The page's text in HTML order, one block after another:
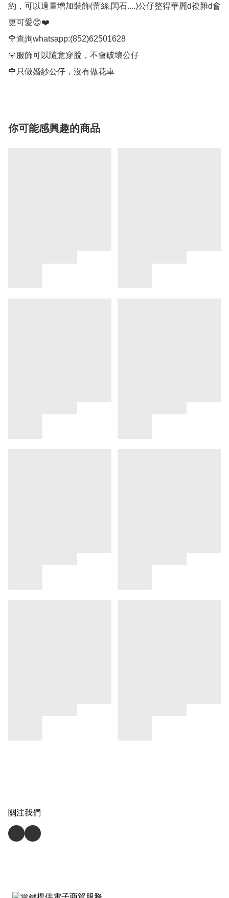
約，可以適量增加裝飾(蕾絲.閃石....)公仔整得華麗d複雜d會
更可愛😊❤️
🌹查詢whatsapp:(852)62501628
🌹服飾可以隨意穿脫，不會破壞公仔
🌹只做婚紗公仔，沒有做花車
你可能感興趣的商品
關注我們